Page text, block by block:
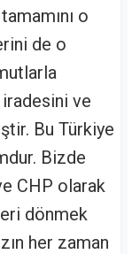
o
de o
ve
Bu Türkiye
Bizde
CHP olarak
dönmek
her zaman